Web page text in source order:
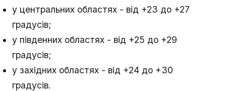
у центральних областях - від +23 до +27
градусів;
у південних областях - від +25 до +29
градусів;
у західних областях - від +24 до +30
градусів.